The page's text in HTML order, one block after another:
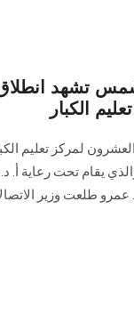
تشهد انطلاق
الكبار
لمركز تعليم
يقام تحت رعاية أ.
عمرو طلعت وزير